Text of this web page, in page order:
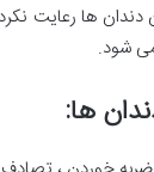
دندان ها رعایت
شود.
ها: